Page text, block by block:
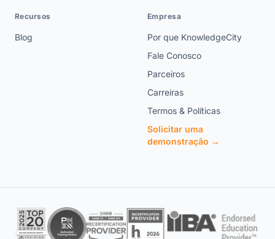
Recursos
Blog
Empresa
Por que KnowledgeCity
Fale Conosco
Parceiros
Carreiras
Termos & Políticas
Solicitar uma
demonstração →